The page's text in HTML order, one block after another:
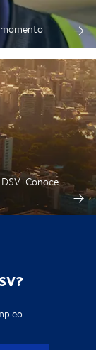
Conoce